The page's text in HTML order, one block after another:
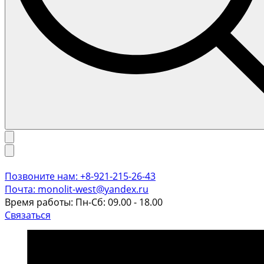
Позвоните нам: +8-921-215-26-43
Почта: monolit-west@yandex.ru
Время работы: Пн-Сб: 09.00 - 18.00
Связаться